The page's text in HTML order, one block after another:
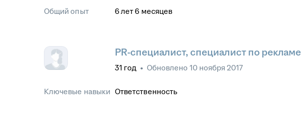
Общий опыт 6лет 6 месяцев
PR-специалист, специалист по рекламе
31 год • Обновлено 10 ноября 2017
Ключевые навыки Ответственность